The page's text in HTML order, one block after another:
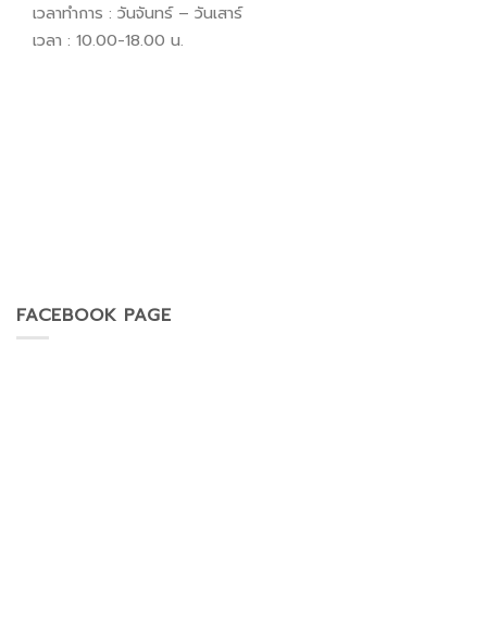
เวลาทำการ : วันจันทร์ – วันเสาร์
เวลา : 10.00-18.00 น.
FACEBOOK PAGE